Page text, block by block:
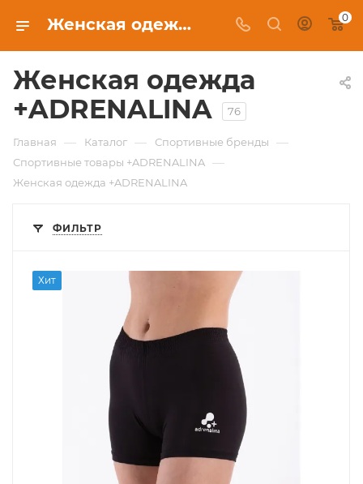
Женская одежда +ADRENALINA в Новосибирске, купить в интернет-магазине c бесплатной доставкой 0
Женская одежда
+ADRENALINA
76
Главная — Каталог — Спортивные бренды —
Спортивные товары +ADRENALINA —
Женская одежда +ADRENALINA
ФИЛЬТР
Хит